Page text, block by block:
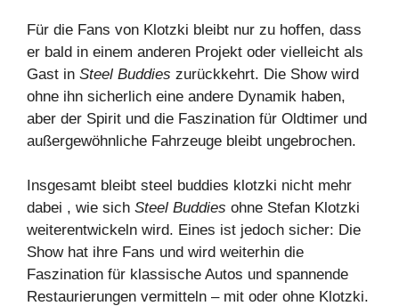
Für die Fans von Klotzki bleibt nur zu hoffen, dass
er bald in einem anderen Projekt oder vielleicht als
Gast in Steel Buddies zurückkehrt. Die Show wird
ohne ihn sicherlich eine andere Dynamik haben,
aber der Spirit und die Faszination für Oldtimer und
außergewöhnliche Fahrzeuge bleibt ungebrochen.
Insgesamt bleibt steel buddies klotzki nicht mehr
dabei , wie sich Steel Buddies ohne Stefan Klotzki
weiterentwickeln wird. Eines ist jedoch sicher: Die
Show hat ihre Fans und wird weiterhin die
Faszination für klassische Autos und spannende
Restaurierungen vermitteln – mit oder ohne Klotzki.